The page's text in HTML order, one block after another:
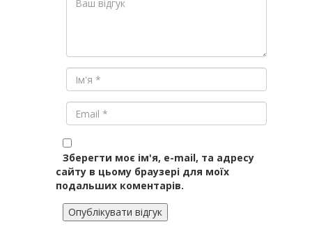
Зберегти моє ім'я, e-mail, та адресу
сайту в цьому браузері для моїх
подальших коментарів.